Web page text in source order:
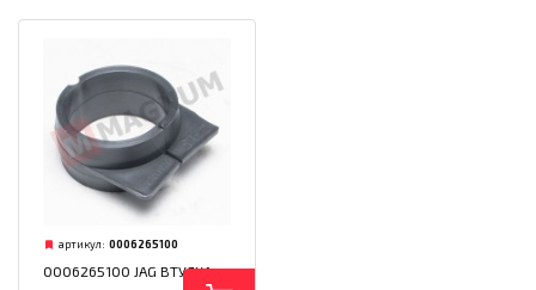
артикул: 0006265100
0006265100 JAG ВТУЛКА